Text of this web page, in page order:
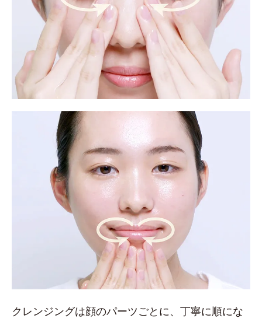
クレンジングは顔のパーツごとに、丁寧に順にな